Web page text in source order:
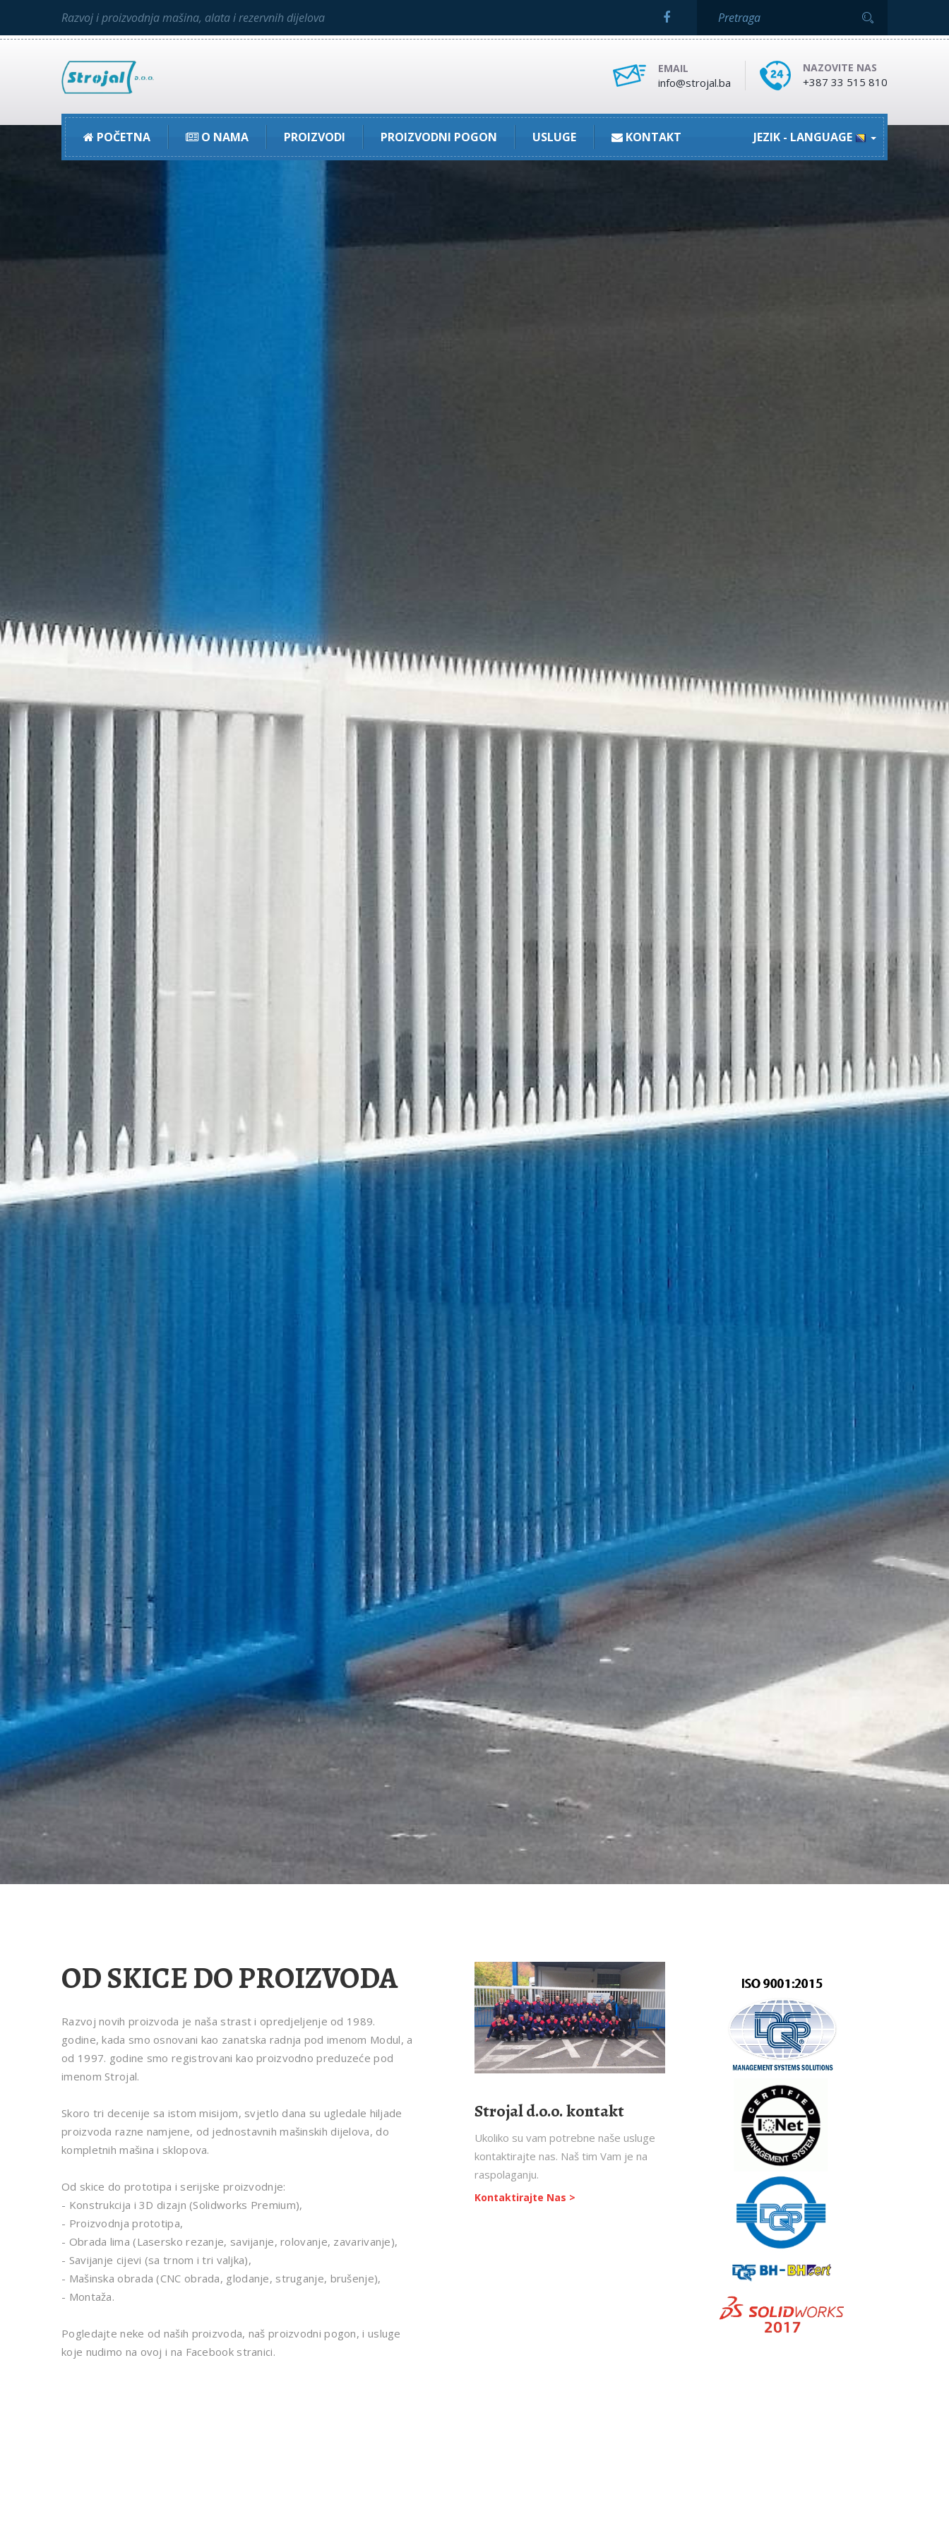
Razvoj i proizvodnja mašina, alata i rezervnih dijelova
EMAIL
info@strojal.ba
NAZOVITE NAS
+387 33 515 810
POČETNA O NAMA PROIZVODI PROIZVODNI POGON USLUGE KONTAKT JEZIK - LANGUAGE
OD SKICE DO PROIZVODA
Razvoj novih proizvoda je naša strast i opredjeljenje od 1989.
godine, kada smo osnovani kao zanatska radnja pod imenom Modul, a
od 1997. godine smo registrovani kao proizvodno preduzeće pod
imenom Strojal.
Skoro tri decenije sa istom misijom, svjetlo dana su ugledale hiljade
proizvoda razne namjene, od jednostavnih mašinskih dijelova, do
kompletnih mašina i sklopova.
Od skice do prototipa i serijske proizvodnje:
- Konstrukcija i 3D dizajn (Solidworks Premium),
- Proizvodnja prototipa,
- Obrada lima (Lasersko rezanje, savijanje, rolovanje, zavarivanje),
- Savijanje cijevi (sa trnom i tri valjka),
- Mašinska obrada (CNC obrada, glodanje, struganje, brušenje),
- Montaža.
Pogledajte neke od naših proizvoda, naš proizvodni pogon, i usluge
koje nudimo na ovoj i na Facebook stranici.
Strojal d.o.o. kontakt
Ukoliko su vam potrebne naše usluge
kontaktirajte nas. Naš tim Vam je na
raspolaganju.
Kontaktirajte Nas >